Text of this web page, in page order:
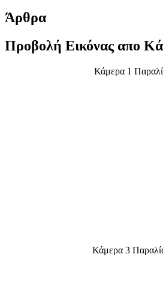
Άρθρα
Προβολή Εικόνας απο
Κάμερα 1
Κάμερα 3